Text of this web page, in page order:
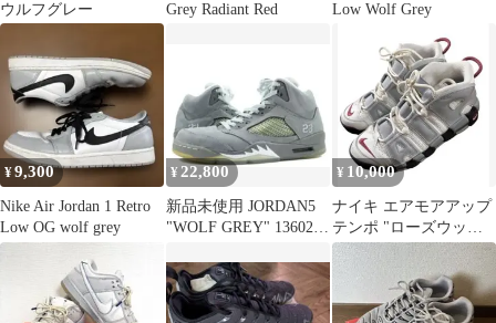
ウルフグレー
Grey Radiant Red
Low Wolf Grey
¥9,300
Nike Air Jordan 1 Retro
Low OG wolf grey
¥22,800
新品未使用 JORDAN5
"WOLF GREY" 136027-
¥ 10,000
ナイキ エアモアアップ
テンポ "ローズウッド
アンド ウルフグレー